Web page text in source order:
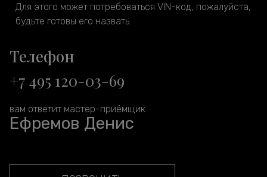
Для этого может потребоваться VIN-код, пожалуйста,
будьте готовы его назвать.
Телефон
+7 495 120-03-69
вам ответит мастер-приёмщик
Ефремов Денис